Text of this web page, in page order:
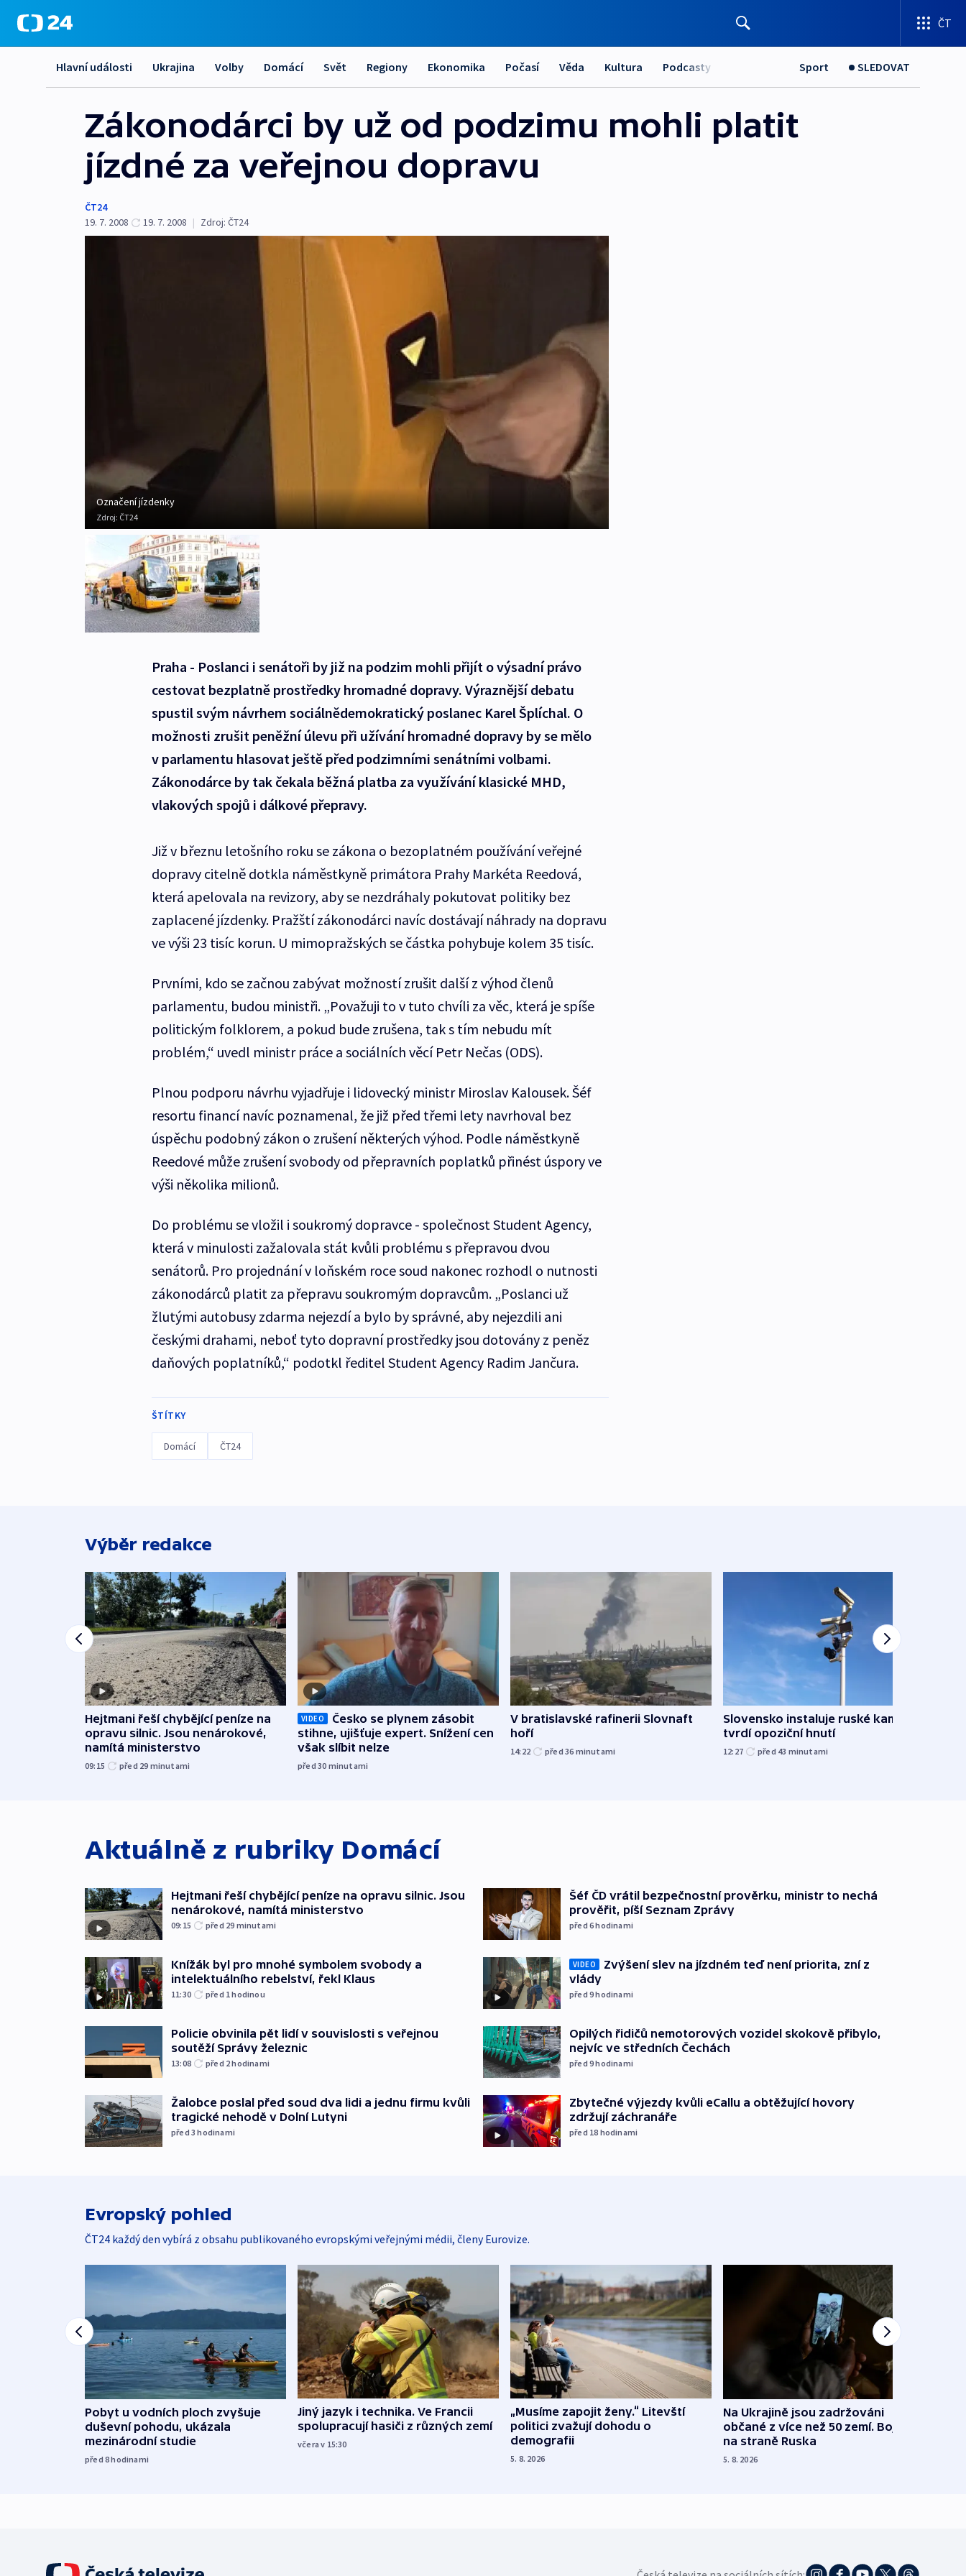
ČT
Hlavní události Ukrajina Volby Domácí Svět Regiony Ekonomika Počasí Věda Kultura Podcasty Sport SLEDOVAT
Zákonodárci by už od podzimu mohli platit
jízdné za veřejnou dopravu
ČT24
19. 7. 2008
19. 7. 2008 | Zdroj: ČT24
Označení jízdenky
Zdroj: ČT24
Praha - Poslanci i senátoři by již na podzim mohli přijít o výsadní právo
cestovat bezplatně prostředky hromadné dopravy. Výraznější debatu
spustil svým návrhem sociálnědemokratický poslanec Karel Šplíchal. O
možnosti zrušit peněžní úlevu při užívání hromadné dopravy by se mělo
v parlamentu hlasovat ještě před podzimními senátními volbami.
Zákonodárce by tak čekala běžná platba za využívání klasické MHD,
vlakových spojů i dálkové přepravy.
Již v březnu letošního roku se zákona o bezoplatném používání veřejné
dopravy citelně dotkla náměstkyně primátora Prahy Markéta Reedová,
která apelovala na revizory, aby se nezdráhaly pokutovat politiky bez
zaplacené jízdenky. Pražští zákonodárci navíc dostávají náhrady na dopravu
ve výši 23 tisíc korun. U mimopražských se částka pohybuje kolem 35 tisíc.
Prvními, kdo se začnou zabývat možností zrušit další z výhod členů
parlamentu, budou ministři. „Považuji to v tuto chvíli za věc, která je spíše
politickým folklorem, a pokud bude zrušena, tak s tím nebudu mít
problém,“ uvedl ministr práce a sociálních věcí Petr Nečas (ODS).
Plnou podporu návrhu vyjadřuje i lidovecký ministr Miroslav Kalousek. Šéf
resortu financí navíc poznamenal, že již před třemi lety navrhoval bez
úspěchu podobný zákon o zrušení některých výhod. Podle náměstkyně
Reedové může zrušení svobody od přepravních poplatků přinést úspory ve
výši několika milionů.
Do problému se vložil i soukromý dopravce - společnost Student Agency,
která v minulosti zažalovala stát kvůli problému s přepravou dvou
senátorů. Pro projednání v loňském roce soud nakonec rozhodl o nutnosti
zákonodárců platit za přepravu soukromým dopravcům. „Poslanci už
žlutými autobusy zdarma nejezdí a bylo by správné, aby nejezdili ani
českými drahami, neboť tyto dopravní prostředky jsou dotovány z peněz
daňových poplatníků,“ podotkl ředitel Student Agency Radim Jančura.
ŠTÍTKY
Domácí ČT24
Výběr redakce
Hejtmani řeší chybějící peníze na
opravu silnic. Jsou nenárokové,
namítá ministerstvo
09:15 před 29 minutami
VIDEO
Česko se plynem zásobit
stihne, ujišťuje expert. Snížení cen
však slíbit nelze
před 30 minutami
V bratislavské rafinerii Slovnaft
hoří
14:22 před 36 minutami
Slovensko instaluje ruské kamery,
tvrdí opoziční hnutí
12:27 před 43 minutami
Aktuálně z rubriky Domácí
Hejtmani řeší chybějící peníze na opravu silnic. Jsou
nenárokové, namítá ministerstvo
09:15 před 29 minutami
Knížák byl pro mnohé symbolem svobody a
intelektuálního rebelství, řekl Klaus
11:30 před 1hodinou
Policie obvinila pět lidí v souvislosti s veřejnou
soutěží Správy železnic
13:08 před 2hodinami
Žalobce poslal před soud dva lidi a jednu firmu kvůli
tragické nehodě v Dolní Lutyni
před 3hodinami
Šéf ČD vrátil bezpečnostní prověrku, ministr to nechá
prověřit, píší Seznam Zprávy
před 6hodinami
VIDEO
Zvýšení slev na jízdném teď není priorita, zní z
vlády
před 9hodinami
Opilých řidičů nemotorových vozidel skokově přibylo,
nejvíc ve středních Čechách
před 9hodinami
Zbytečné výjezdy kvůli eCallu a obtěžující hovory
zdržují záchranáře
před 18 hodinami
Evropský pohled
ČT24 každý den vybírá z obsahu publikovaného evropskými veřejnými médii, členy Eurovize.
Pobyt u vodních ploch zvyšuje
duševní pohodu, ukázala
mezinárodní studie
před 8hodinami
Jiný jazyk i technika. Ve Francii
spolupracují hasiči z různých zemí
včera v 15:30
„Musíme zapojit ženy.“ Litevští
politici zvažují dohodu o
demografii
5. 8. 2026
Na Ukrajině jsou zadržováni
občané z více než 50 zemí. Bojovali
na straně Ruska
5. 8. 2026